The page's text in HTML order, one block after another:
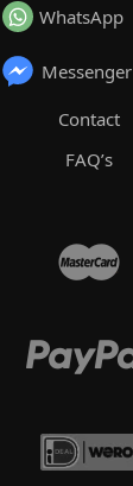
WhatsApp
Messenger
Contact
FAQ’s